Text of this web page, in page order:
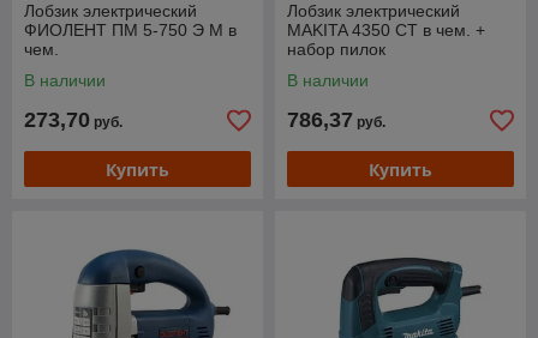
Лобзик электрический
ФИОЛЕНТ ПМ 5-750 Э М в
чем.
В наличии
273,70 руб.
Купить
Лобзик электрический
MAKITA 4350 CT в чем. +
набор пилок
В наличии
786,37 руб.
Купить